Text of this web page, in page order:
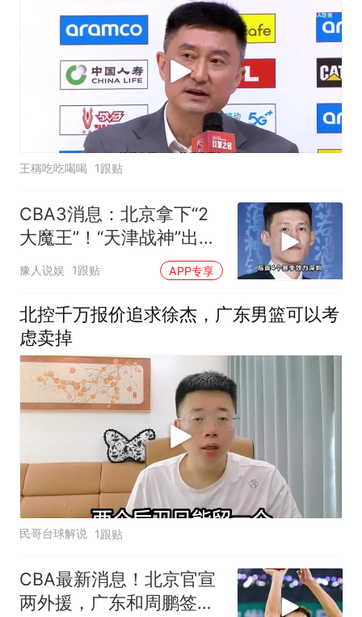
王稱吃吃喝喝 1跟贴
CBA3消息：北京拿下“2
大魔王”！“天津战神”出
走，周鹏稳了？
豫人说娱 1跟贴 APP专享
北控千万报价追求徐杰，广东男篮可以考
虑卖掉
民哥台球解说 1跟贴
CBA最新消息！北京官宣
两外援，广东和周鹏签约